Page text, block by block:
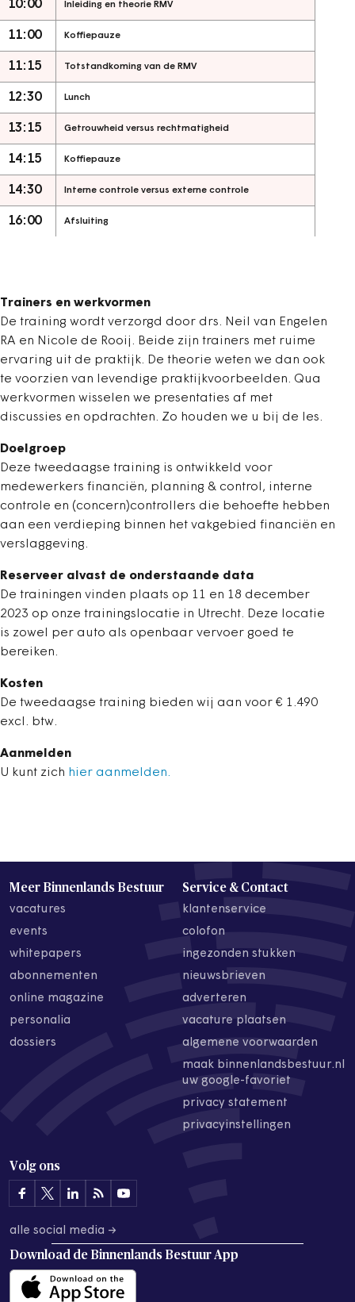
10:00 Inleiding en theorie RMV
11:00 Koffiepauze
11:15 Totstandkoming van de RMV
12:30 Lunch
13:15 Getrouwheid versus rechtmatigheid
14:15 Koffiepauze
14:30 Interne controle versus externe controle
16:00 Afsluiting
Trainers en werkvormen
De training wordt verzorgd door drs. Neil van Engelen
RA en Nicole de Rooij. Beide zijn trainers met ruime
ervaring uit de praktijk. De theorie weten we dan ook
te voorzien van levendige praktijkvoorbeelden. Qua
werkvormen wisselen we presentaties af met
discussies en opdrachten. Zo houden we u bij de les.
Doelgroep
Deze tweedaagse training is ontwikkeld voor
medewerkers financiën, planning & control, interne
controle en (concern)controllers die behoefte hebben
aan een verdieping binnen het vakgebied financiën en
verslaggeving.
Reserveer alvast de onderstaande data
De trainingen vinden plaats op 11 en 18 december
2023 op onze trainingslocatie in Utrecht. Deze locatie
is zowel per auto als openbaar vervoer goed te
bereiken.
Kosten
De tweedaagse training bieden wij aan voor € 1.490
excl. btw.
Aanmelden
U kunt zich hier aanmelden.
Meer Binnenlands Bestuur
vacatures
events
whitepapers
abonnementen
online magazine
personalia
dossiers
Service & Contact
klantenservice
colofon
ingezonden stukken
nieuwsbrieven
adverteren
vacature plaatsen
algemene voorwaarden
maak binnenlandsbestuur.nl
uw google-favoriet
privacy statement
privacyinstellingen
Volg ons
alle social media →
Download de Binnenlands Bestuur App